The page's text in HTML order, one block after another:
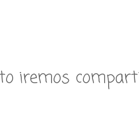
iremos